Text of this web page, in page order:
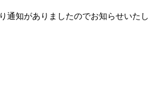
通知がありましたのでお知らせいた